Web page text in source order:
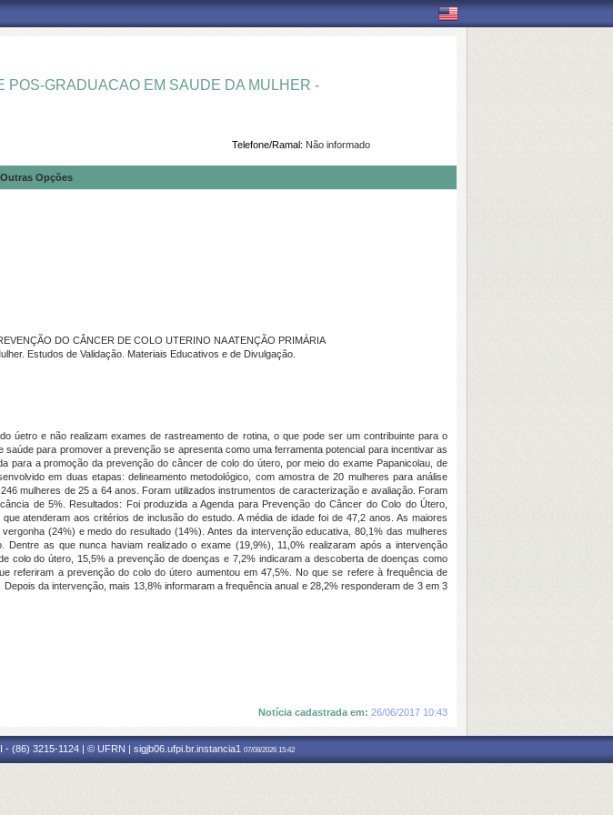
POS-GRADUACAO EM SAUDE DA MULHER -
Telefone/Ramal: Não informado
Outras Opções
DO CÂNCER DE COLO UTERINO NA ATENÇÃO PRIMÁRIA
Estudos de Validação. Materiais Educativos e de Divulgação.
úetro e não realizam exames de rastreamento de rotina, o que pode ser um contribuinte para o
para promover a prevenção se apresenta como uma ferramenta potencial para incentivar as
para a promoção da prevenção do câncer de colo do útero, por meio do exame Papanicolau, de
em duas etapas: delineamento metodológico, com amostra de 20 mulheres para análise
mulheres de 25 a 64 anos. Foram utilizados instrumentos de caracterização e avaliação. Foram
de 5%. Resultados: Foi produzida a Agenda para Prevenção do Câncer do Colo do Útero,
atenderam aos critérios de inclusão do estudo. A média de idade foi de 47,2 anos. As maiores
(24%) e medo do resultado (14%). Antes da intervenção educativa, 80,1% das mulheres
as que nunca haviam realizado o exame (19,9%), 11,0% realizaram após a intervenção
colo do útero, 15,5% a prevenção de doenças e 7,2% indicaram a descoberta de doenças como
referiram a prevenção do colo do útero aumentou em 47,5%. No que se refere à frequência de
da intervenção, mais 13,8% informaram a frequência anual e 28,2% responderam de 3 em 3
Notícia cadastrada em: 26/06/2017 10:43
(86) 3215-1124 | © UFRN | sigjb06.ufpi.br.instancia1 07/08/2026 15:42